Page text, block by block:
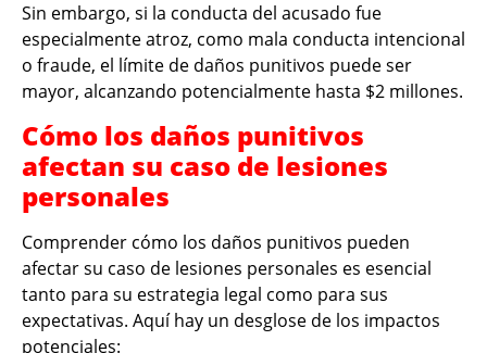
Sin embargo, si la conducta del acusado fue
especialmente atroz, como mala conducta intencional
o fraude, el límite de daños punitivos puede ser
mayor, alcanzando potencialmente hasta $2 millones.
Cómo los daños punitivos
afectan su caso de lesiones
personales
Comprender cómo los daños punitivos pueden
afectar su caso de lesiones personales es esencial
tanto para su estrategia legal como para sus
expectativas. Aquí hay un desglose de los impactos
potenciales: